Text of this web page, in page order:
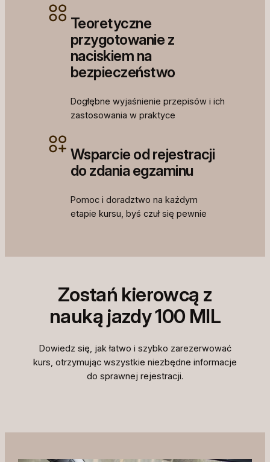
Teoretyczne
przygotowanie z
naciskiem na
bezpieczeństwo
Dogłębne wyjaśnienie przepisów i ich
zastosowania w praktyce
Wsparcie od rejestracji
do zdania egzaminu
Pomoc i doradztwo na każdym
etapie kursu, byś czuł się pewnie
Zostań kierowcą z
nauką jazdy 100 MIL
Dowiedz się, jak łatwo i szybko zarezerwować
kurs, otrzymując wszystkie niezbędne informacje
do sprawnej rejestracji.